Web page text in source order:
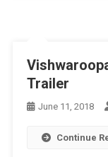
Trailer
June 11, 2018
Continue